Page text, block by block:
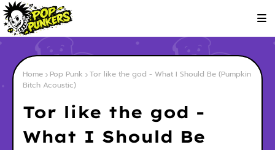
Home Pop Punk
Tor like the god - What I Should Be (Pumpkin
Bitch Acoustic)
Tor like the god -
What I Should Be